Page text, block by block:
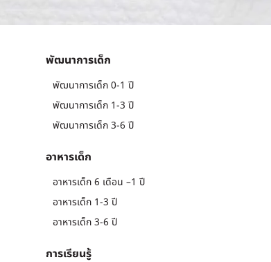
พัฒนาการเด็ก
พัฒนาการเด็ก 0-1 ปี
พัฒนาการเด็ก 1-3 ปี
พัฒนาการเด็ก 3-6 ปี
อาหารเด็ก
อาหารเด็ก 6 เดือน –1 ปี
อาหารเด็ก 1-3 ปี
อาหารเด็ก 3-6 ปี
การเรียนรู้